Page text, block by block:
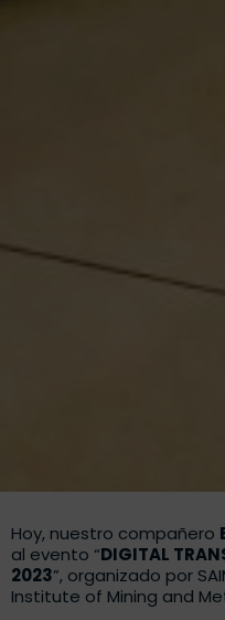
Hoy, nuestro compañero
al evento “DIGITAL
2023”, organizado por
Institute of Mining and